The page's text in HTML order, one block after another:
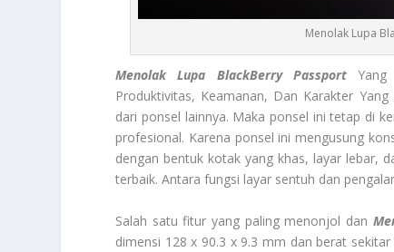
Menolak Lupa
Menolak Lupa BlackBerry PassportYang
Produktivitas, Keamanan, Dan Karakter
dari ponsel lainnya. Maka ponsel ini tetap di
profesional. Karena ponsel ini mengusung
dengan bentuk kotak yang khas, layar lebar,
terbaik. Antara fungsi layar sentuh dan
Salah satu fitur yang paling menonjol dan
dimensi 128 x 90.3 x 9.3 mm dan berat